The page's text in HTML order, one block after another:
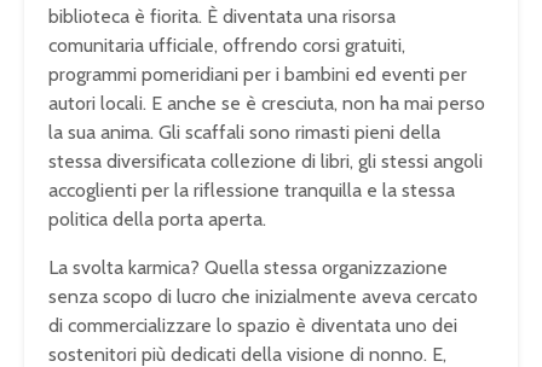
biblioteca è fiorita. È diventata una risorsa
comunitaria ufficiale, offrendo corsi gratuiti,
programmi pomeridiani per i bambini ed eventi per
autori locali. E anche se è cresciuta, non ha mai perso
la sua anima. Gli scaffali sono rimasti pieni della
stessa diversificata collezione di libri, gli stessi angoli
accoglienti per la riflessione tranquilla e la stessa
politica della porta aperta.
La svolta karmica? Quella stessa organizzazione
senza scopo di lucro che inizialmente aveva cercato
di commercializzare lo spazio è diventata uno dei
sostenitori più dedicati della visione di nonno. E,